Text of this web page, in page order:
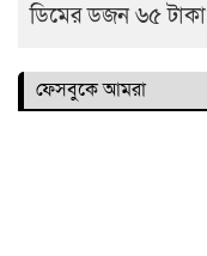
ডিমের ডজন ৬৫ টাকা
ফেসবুকে আমরা